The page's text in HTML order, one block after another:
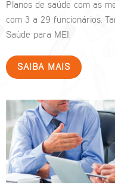
Planos de saúde com as
com 3 a 29 funcionários.
Saúde para MEI.
SAIBA MAIS